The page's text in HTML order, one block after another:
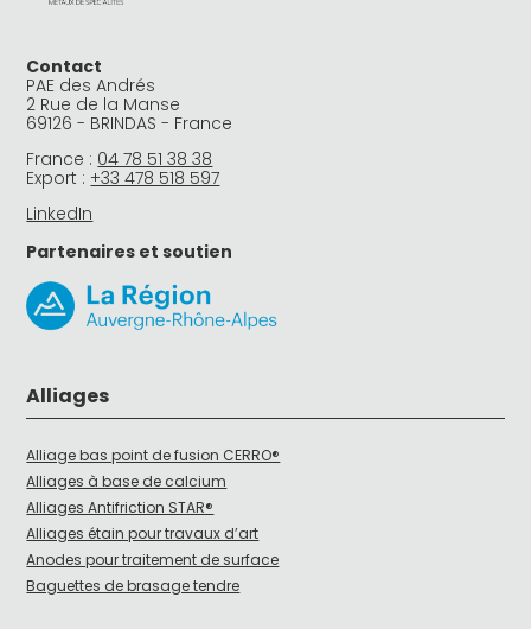
Contact
PAE des Andrés
2 Rue de la Manse
69126 - BRINDAS - France
France : 04 78 51 38 38
Export : +33 478 518 597
LinkedIn
Partenaires et soutien
Alliages
Alliage bas point de fusion CERRO®
Alliages à base de calcium
Alliages Antifriction STAR®
Alliages étain pour travaux d’art
Anodes pour traitement de surface
Baguettes de brasage tendre